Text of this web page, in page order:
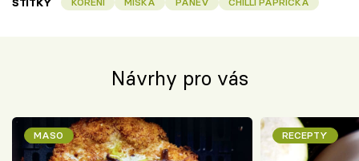
Návrhy pro vás
MASO RECEPTY